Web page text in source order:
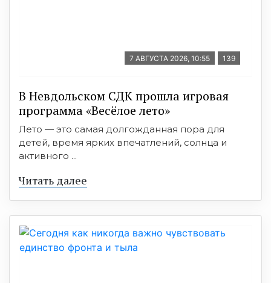
7 АВГУСТА 2026, 10:55 139
В Невдольском СДК прошла игровая
программа «Весёлое лето»
Лето — это самая долгожданная пора для
детей, время ярких впечатлений, солнца и
активного ...
Читать далее